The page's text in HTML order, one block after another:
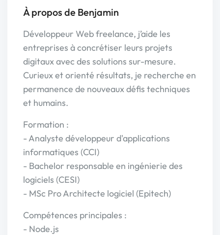
À propos de Benjamin
Développeur Web freelance, j’aide les
entreprises à concrétiser leurs projets
digitaux avec des solutions sur-mesure.
Curieux et orienté résultats, je recherche en
permanence de nouveaux défis techniques
et humains.
Formation :
- Analyste développeur d'applications
informatiques (CCI)
- Bachelor responsable en ingénierie des
logiciels (CESI)
- MSc Pro Architecte logiciel (Epitech)
Compétences principales :
- Node.js